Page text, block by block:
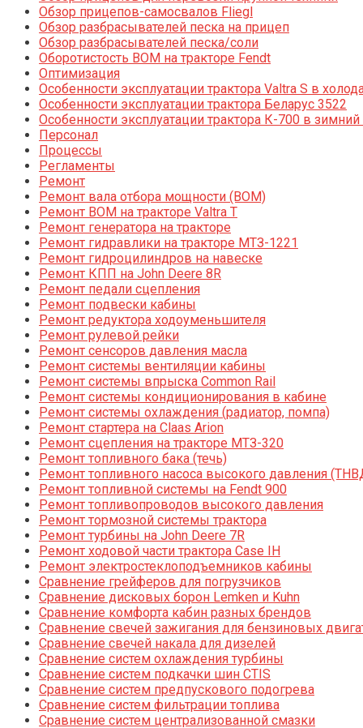
Обзор прицепов-самосвалов Fliegl
Обзор разбрасывателей песка на прицеп
Обзор разбрасывателей песка/соли
Оборотистость ВОМ на тракторе Fendt
Оптимизация
Особенности эксплуатации трактора Valtra S в
Особенности эксплуатации трактора Беларус 3522
Особенности эксплуатации трактора К-700 в
Персонал
Процессы
Регламенты
Ремонт
Ремонт вала отбора мощности (ВОМ)
Ремонт ВОМ на тракторе Valtra T
Ремонт генератора на тракторе
Ремонт гидравлики на тракторе МТЗ-1221
Ремонт гидроцилиндров на навеске
Ремонт КПП на John Deere 8R
Ремонт педали сцепления
Ремонт подвески кабины
Ремонт редуктора ходоуменьшителя
Ремонт рулевой рейки
Ремонт сенсоров давления масла
Ремонт системы вентиляции кабины
Ремонт системы впрыска Common Rail
Ремонт системы кондиционирования в кабине
Ремонт системы охлаждения (радиатор, помпа)
Ремонт стартера на Claas Arion
Ремонт сцепления на тракторе МТЗ-320
Ремонт топливного бака (течь)
Ремонт топливного насоса высокого давления
Ремонт топливной системы на Fendt 900
Ремонт топливопроводов высокого давления
Ремонт тормозной системы трактора
Ремонт турбины на John Deere 7R
Ремонт ходовой части трактора Case IH
Ремонт электростеклоподъемников кабины
Сравнение грейферов для погрузчиков
Сравнение дисковых борон Lemken и Kuhn
Сравнение комфорта кабин разных брендов
Сравнение свечей зажигания для бензиновых
Сравнение свечей накала для дизелей
Сравнение систем охлаждения турбины
Сравнение систем подкачки шин CTIS
Сравнение систем предпускового подогрева
Сравнение систем фильтрации топлива
Сравнение систем централизованной смазки